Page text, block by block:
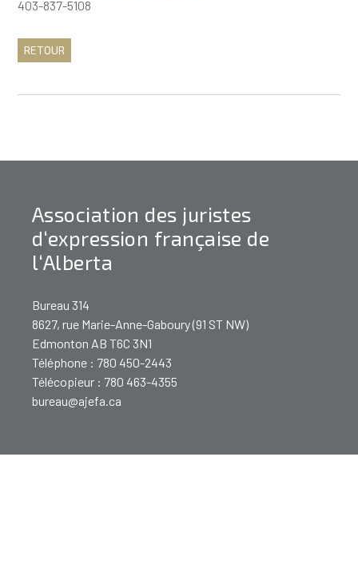
403-837-5108
RETOUR
Association des juristes
d‘expression française de
l‘Alberta
Bureau 314
8627, rue Marie-Anne-Gaboury (91 ST NW)
Edmonton AB T6C 3N1
Téléphone : 780 450-2443
Télécopieur : 780 463-4355
bureau@ajefa.ca